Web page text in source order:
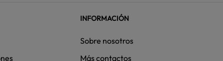
INFORMACIÓN
Sobre nosotros
Más contactos